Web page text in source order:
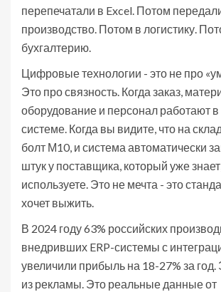
перепечатали в Excel. Потом
производство. Потом в логистику.
бухгалтерию.
Цифровые технологии - это не про
Это про связность. Когда заказ,
оборудование и персонал работают
системе. Когда вы видите, что на
болт М10, и система автоматически
штук у поставщика, который уже
используете. Это не мечта - это
хочет выжить.
В 2024 году 63% российских
внедривших ERP-системы с
увеличили прибыль на 18-27% за
из рекламы. Это реальные данные от